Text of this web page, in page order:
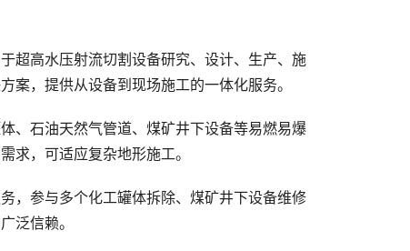
高水压射流切割设备研究、设计、生产、施
案，提供从设备到现场施工的一体化服务。
石油天然气管道、煤矿井下设备等易燃易爆
求，可适应复杂地形施工。
参与多个化工罐体拆除、煤矿井下设备维修
泛信赖。